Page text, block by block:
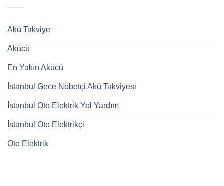
Akü Takviye
Akücü
En Yakın Akücü
İstanbul Gece Nöbetçi Akü Takviyesi
İstanbul Oto Elektrik Yol Yardım
İstanbul Oto Elektrikçi
Oto Elektrik